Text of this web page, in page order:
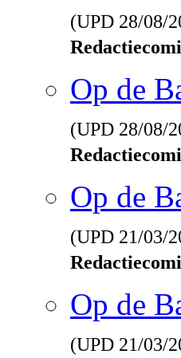
(UPD 28/08/
Op de
(UPD 28/08/
Op de
(UPD 21/03/
Op de
(UPD 21/03/